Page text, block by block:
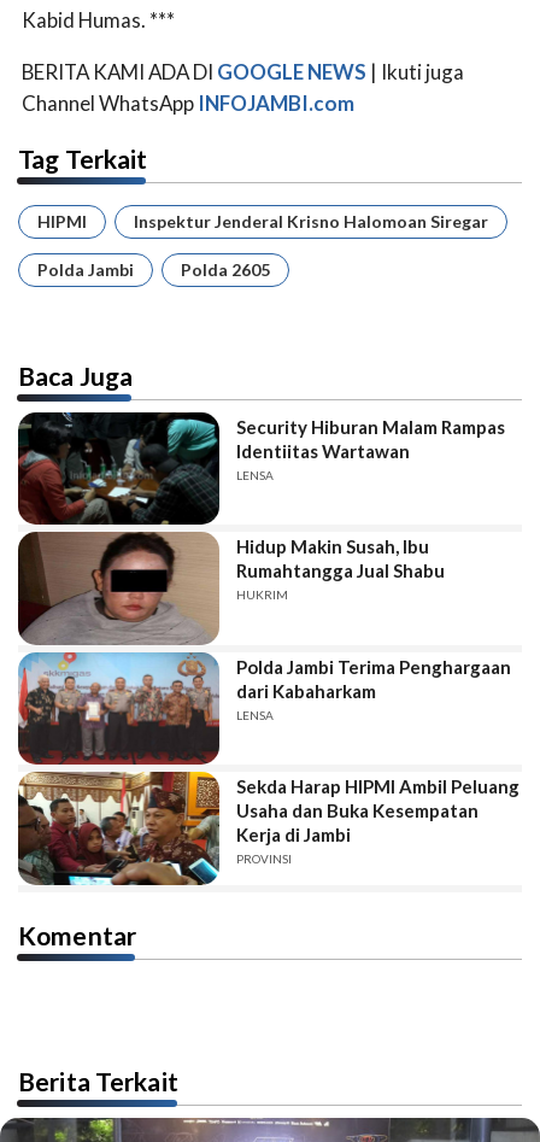
Kabid Humas. ***
BERITA KAMI ADA DI GOOGLE NEWS | Ikuti juga
Channel WhatsApp INFOJAMBI.com
Tag Terkait
HIPMI Inspektur Jenderal Krisno Halomoan Siregar
Polda Jambi Polda 2605
Baca Juga
Security Hiburan Malam Rampas
Identiitas Wartawan
LENSA
Hidup Makin Susah, Ibu
Rumahtangga Jual Shabu
HUKRIM
Polda Jambi Terima Penghargaan
dari Kabaharkam
LENSA
Sekda Harap HIPMI Ambil Peluang
Usaha dan Buka Kesempatan
Kerja di Jambi
PROVINSI
Komentar
Berita Terkait